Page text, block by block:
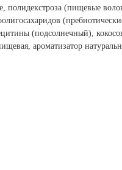
полидекстроза (пищевые
(подсолнечный),
ароматизатор